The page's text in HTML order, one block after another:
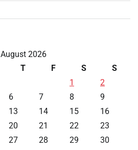
August 2026
T F S
S
1
2
6 7 8
9
13 14 15
16
20 21 22
23
27 28 29
30